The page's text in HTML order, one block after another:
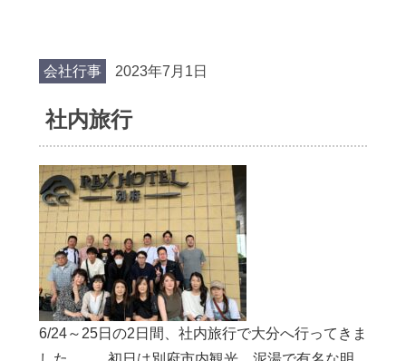
会社行事 2023年7月1日
社内旅行
6/24～25日の2日間、社内旅行で大分へ行ってきま